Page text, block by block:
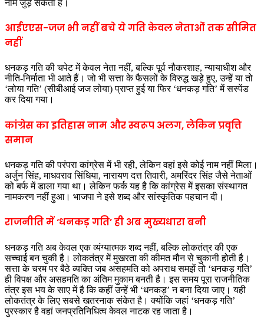
नाम जुड़ सकता है।
आईएएस-जज भी नहीं बचे ये गति केवल नेताओं तक सीमित
नहीं
धनकड़ गति की चपेट में केवल नेता नहीं, बल्कि पूर्व नौकरशाह, न्यायाधीश और
नीति-निर्माता भी आते हैं। जो भी सत्ता के फैसलों के विरुद्ध खड़े हुए, उन्हें या तो
‘लोया गति’ (सीबीआई जज लोया) प्राप्त हुई या फिर ‘धनकड़ गति’ में सस्पेंड
कर दिया गया।
कांग्रेस का इतिहास नाम और स्वरूप अलग, लेकिन प्रवृत्ति
समान
धनकड़ गति की परंपरा कांग्रेस में भी रही, लेकिन वहां इसे कोई नाम नहीं मिला।
अर्जुन सिंह, माधवराव सिंधिया, नारायण दत्त तिवारी, अमरिंदर सिंह जैसे नेताओं
को बर्फ में डाला गया था। लेकिन फर्क यह है कि कांग्रेस में इसका संस्थागत
नामकरण नहीं हुआ। भाजपा ने इसे शब्द और सांस्कृतिक पहचान दी।
राजनीति में ‘धनकड़ गति’ ही अब मुख्यधारा बनी
धनकड़ गति अब केवल एक व्यंग्यात्मक शब्द नहीं, बल्कि लोकतंत्र की एक
सच्चाई बन चुकी है। लोकतंत्र में मुखरता की कीमत मौन से चुकानी होती है।
सत्ता के चरम पर बैठे व्यक्ति जब असहमति को अपराध समझें तो ‘धनकड़ गति’
ही विपक्ष और असहमति का अंतिम मुकाम बनती है। इस समय पूरा राजनीतिक
तंत्र इस भय के साए में है कि कहीं उन्हें भी ‘धनकड़’ न बना दिया जाए। यही
लोकतंत्र के लिए सबसे खतरनाक संकेत है। क्योंकि जहां ‘धनकड़ गति’
पुरस्कार है वहां जनप्रतिनिधित्व केवल नाटक रह जाता है।